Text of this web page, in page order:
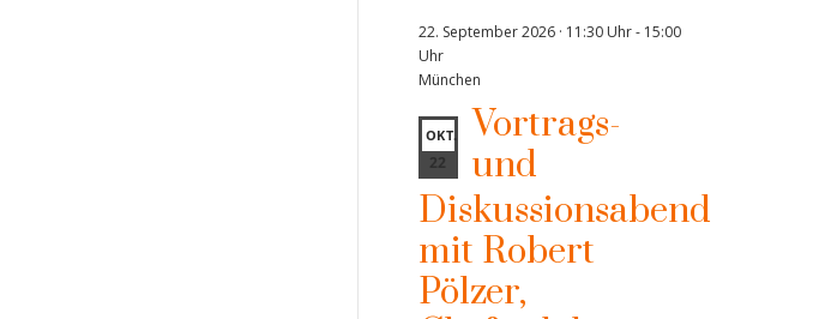
22. September 2026 · 11:30 Uhr- 15:00
Uhr
München
OKT.
22
Vortrags-
und
Diskussionsabend
mit Robert
Pölzer,